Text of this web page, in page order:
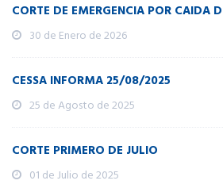
CORTE DE EMERGENCIA POR CAIDA
30 de Enero de 2026
CESSA INFORMA 25/08/2025
25 de Agosto de 2025
CORTE PRIMERO DE JULIO
01 de Julio de 2025